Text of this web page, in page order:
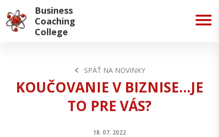
Business
Coaching
College
SPÄŤ NA NOVINKY
KOUČOVANIE V BIZNISE...JE
TO PRE VÁS?
18. 07. 2022